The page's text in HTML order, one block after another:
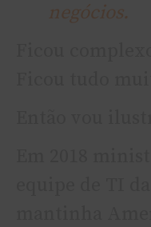
negócios.